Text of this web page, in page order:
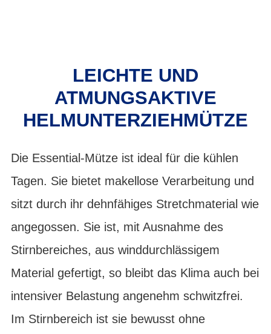
LEICHTE UND
ATMUNGSAKTIVE
HELMUNTERZIEHMÜTZE
Die Essential-Mütze ist ideal für die kühlen
Tagen. Sie bietet makellose Verarbeitung und
sitzt durch ihr dehnfähiges Stretchmaterial wie
angegossen. Sie ist, mit Ausnahme des
Stirnbereiches, aus winddurchlässigem
Material gefertigt, so bleibt das Klima auch bei
intensiver Belastung angenehm schwitzfrei.
Im Stirnbereich ist sie bewusst ohne